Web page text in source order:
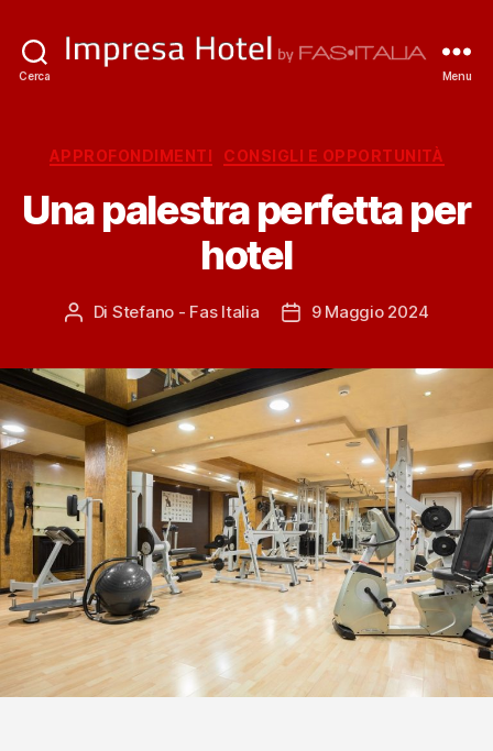
Cerca Menu
Categorie
APPROFONDIMENTI CONSIGLI E OPPORTUNITÀ
Una palestra perfetta per
hotel
Autore
Di Stefano - Fas Italia
Data9 Maggio 2024